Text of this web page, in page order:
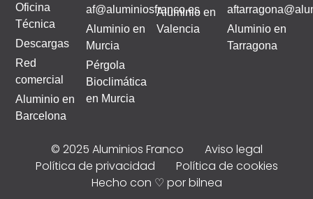
Oficina
Técnica
Descargas
Red
comercial
Aluminio en
Barcelona
af@aluminiosfranco.es
Aluminio en
Murcia
Pérgola
Bioclimática
en Murcia
Aluminio en
Valencia
Aluminio en
Tarragona
© 2025 Aluminios Franco
Aviso legal
Política de privacidad
Política de cookies
Hecho con ♡ por bilnea